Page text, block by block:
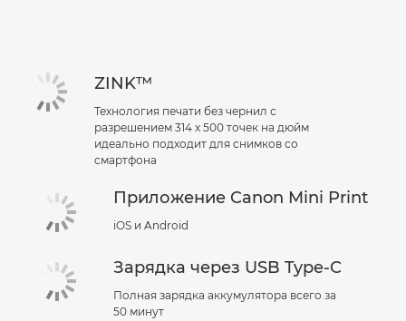
ZINK™
Технология печати без чернил с
разрешением 314 x 500 точек на дюйм
идеально подходит для снимков со
смартфона
Приложение Canon Mini Print
iOS и Android
Зарядка через USB Type-C
Полная зарядка аккумулятора всего за
50 минут